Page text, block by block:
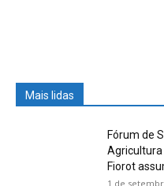
Mais lidas
Fórum de
Agricultura
Fiorot
1 de